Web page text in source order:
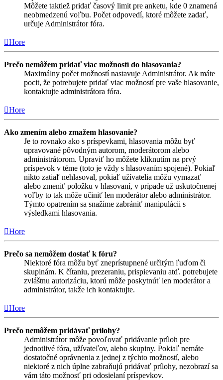
Môžete taktiež pridať časový limit pre anketu, kde 0 znamená
neobmedzenú voľbu. Počet odpovedí, ktoré môžete zadať,
určuje Administrátor fóra.
Hore
Prečo nemôžem pridať viac možností do hlasovania?
Maximálny počet možností nastavuje Administrátor. Ak máte
pocit, že potrebujete pridať viac možností pre vaše hlasovanie,
kontaktujte administrátora fóra.
Hore
Ako zmením alebo zmažem hlasovanie?
Je to rovnako ako s príspevkami, hlasovania môžu byť
upravované pôvodným autorom, moderátorom alebo
administrátorom. Upraviť ho môžete kliknutím na prvý
príspevok v téme (toto je vždy s hlasovaním spojené). Pokiaľ
nikto zatiaľ nehlasoval, pokiaľ užívatelia môžu vymazať
alebo zmeniť položku v hlasovaní, v prípade už uskutočnenej
voľby to tak môže učiniť len moderátor alebo administrátor.
Týmto opatrením sa snažíme zabrániť manipulácii s
výsledkami hlasovania.
Hore
Prečo sa nemôžem dostať k fóru?
Niektoré fóra môžu byť zneprístupnené určitým ľuďom či
skupinám. K čítaniu, prezeraniu, prispievaniu atď. potrebujete
zvláštnu autorizáciu, ktorú môže poskytnúť len moderátor a
administrátor, takže ich kontaktujte.
Hore
Prečo nemôžem pridávať prílohy?
Administrátor môže povoľovať pridávanie príloh pre
jednotlivé fóra, užívateľov, alebo skupiny. Pokiaľ nemáte
dostatočné oprávnenia z jednej z týchto možností, alebo
niektoré z nich úplne zabraňujú pridávať prílohy, nezobrazí sa
vám táto možnosť pri odosielaní príspevkov.